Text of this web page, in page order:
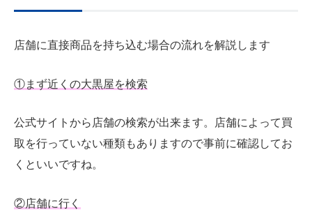
店舗に直接商品を持ち込む場合の流れを解説します
①まず近くの大黒屋を検索
公式サイトから店舗の検索が出来ます。店舗によって買
取を行っていない種類もありますので事前に確認してお
くといいですね。
②店舗に行く